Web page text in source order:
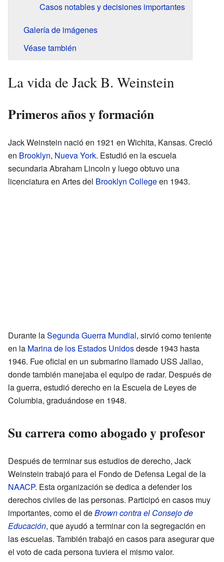
Casos notables y decisiones importantes
Galería de imágenes
Véase también
La vida de Jack B. Weinstein
Primeros años y formación
Jack Weinstein nació en 1921 en Wichita, Kansas. Creció
en Brooklyn, Nueva York. Estudió en la escuela
secundaria Abraham Lincoln y luego obtuvo una
licenciatura en Artes del Brooklyn Collegeen 1943.
Durante laSegunda Guerra Mundial, sirvió como teniente
en la Marina de los Estados Unidosdesde 1943 hasta
1946. Fue oficial en un submarino llamado USS Jallao,
donde también manejaba el equipo de radar. Después de
la guerra, estudió derecho en la Escuela de Leyes de
Columbia, graduándose en 1948.
Su carrera como abogado y profesor
Después de terminar sus estudios de derecho, Jack
Weinstein trabajó para el Fondo de Defensa Legal de la
NAACP. Esta organización se dedica a defender los
derechos civiles de las personas. Participó en casos muy
importantes, como el deBrown contra el Consejo de
Educación, que ayudó a terminar con la segregación en
las escuelas. También trabajó en casos para asegurar que
el voto de cada persona tuviera el mismo valor.